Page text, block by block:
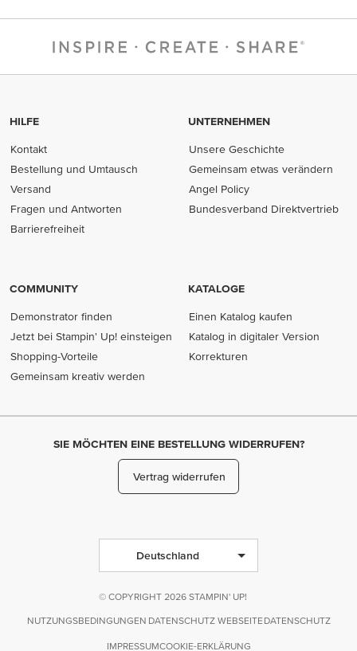
HILFE
Kontakt
Bestellung und Umtausch
Versand
Fragen und Antworten
Barrierefreiheit
UNTERNEHMEN
Unsere Geschichte
Gemeinsam etwas verändern
Angel Policy
Bundesverband Direktvertrieb
COMMUNITY
Demonstrator finden
Jetzt bei Stampin' Up! einsteigen
Shopping-Vorteile
Gemeinsam kreativ werden
KATALOGE
Einen Katalog kaufen
Katalog in digitaler Version
Korrekturen
SIE MÖCHTEN EINE BESTELLUNG WIDERRUFEN?
Vertrag widerrufen
Deutschland
© COPYRIGHT 2026 STAMPIN' UP!
NUTZUNGSBEDINGUNGEN DATENSCHUTZ WEBSEITE DATENSCHUTZ
IMPRESSUMCOOKIE-ERKLÄRUNG